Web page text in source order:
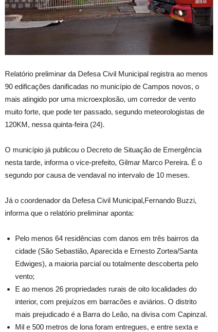
Relatório preliminar da Defesa Civil Municipal registra ao menos
90 edificações danificadas no município de Campos novos, o
mais atingido por uma microexplosão, um corredor de vento
muito forte, que pode ter passado, segundo meteorologistas de
120KM, nessa quinta-feira (24).
O município já publicou o Decreto de Situação de Emergência
nesta tarde, informa o vice-prefeito, Gilmar Marco Pereira. É o
segundo por causa de vendaval no intervalo de 10 meses.
Já o coordenador da Defesa Civil Municipal,Fernando Buzzi,
informa que o relatório preliminar aponta:
Pelo menos 64 residências com danos em três bairros da
cidade (São Sebastião, Aparecida e Ernesto Zortea/Santa
Edwiges), a maioria parcial ou totalmente descoberta pelo
vento;
E ao menos 26 propriedades rurais de oito localidades do
interior, com prejuízos em barracões e aviários. O distrito
mais prejudicado é a Barra do Leão, na divisa com Capinzal.
Mil e 500 metros de lona foram entregues, e entre sexta e